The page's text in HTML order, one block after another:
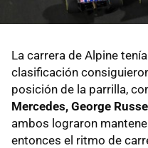
La carrera de Alpine
clasificación
posición de la parrilla,
Mercedes, George
ambos lograron
entonces el ritmo de